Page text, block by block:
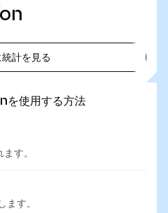
統計を見る
使用する方法
す。
ます。